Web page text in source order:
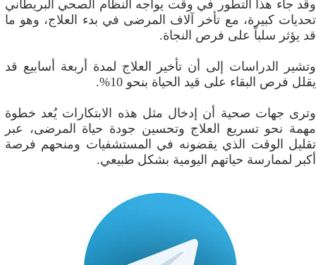
وقد جاء هذا التطور في وقت يواجه النظام الصحي البريطاني
تحديات كبيرة، مع تأخر آلاف المرضى في بدء العلاج، وهو ما
قد يؤثر سلباً على فرص النجاة.
وتشير الدراسات إلى أن تأخير العلاج لمدة أربعة أسابيع قد
يقلل فرص البقاء على قيد الحياة بنحو 10%.
وترى جهات صحية أن إدخال مثل هذه الابتكارات يُعد خطوة
مهمة نحو تسريع العلاج وتحسين جودة حياة المرضى، عبر
تقليل الوقت الذي يقضونه في المستشفيات ومنحهم فرصة
أكبر لممارسة حياتهم اليومية بشكل طبيعي.